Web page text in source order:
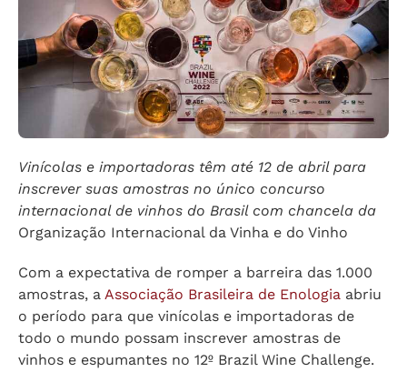
Vinícolas e importadoras têm até 12 de abril para
inscrever suas amostras no único concurso
internacional de vinhos do Brasil com chancela da
Organização Internacional da Vinha e do Vinho
Com a expectativa de romper a barreira das 1.000
amostras, a Associação Brasileira de Enologia abriu
o período para que vinícolas e importadoras de
todo o mundo possam inscrever amostras de
vinhos e espumantes no 12º Brazil Wine Challenge.